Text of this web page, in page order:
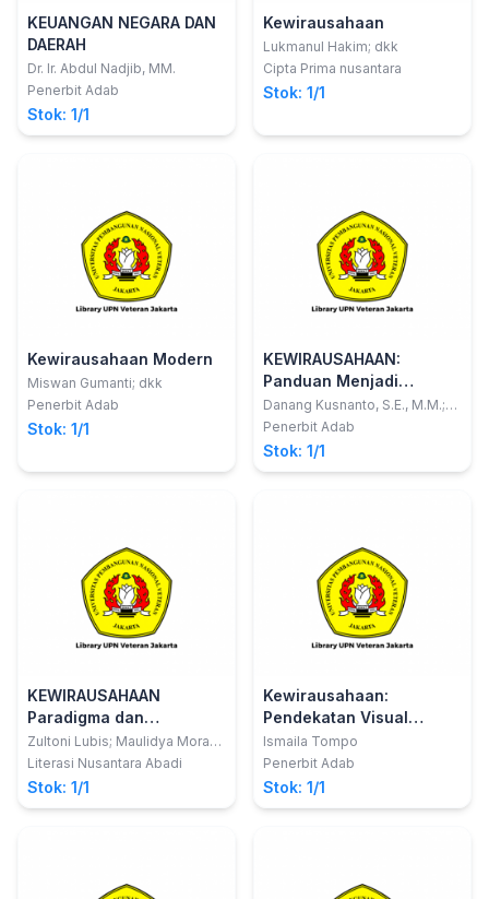
KEUANGAN NEGARA DAN
DAERAH
Dr. Ir. Abdul Nadjib, MM.
Penerbit Adab
Stok: 1/1
Kewirausahaan
Lukmanul Hakim; dkk
Cipta Prima nusantara
Stok: 1/1
Kewirausahaan Modern
Miswan Gumanti; dkk
Penerbit Adab
Stok: 1/1
KEWIRAUSAHAAN:
Panduan Menjadi
Wirausaha di Era Society
5.0
Danang Kusnanto, S.E., M.M.;
Pilifus Junianto, S.S M.M.;
PhD., dkk.
Penerbit Adab
Stok: 1/1
KEWIRAUSAHAAN
Paradigma dan
Keterampilan
Berwirausaha
Zultoni Lubis; Maulidya Mora
Matondang
Literasi Nusantara Abadi
Stok: 1/1
Kewirausahaan:
Pendekatan Visual
Inovatif untuk Bisnis
Modern
Ismaila Tompo
Penerbit Adab
Stok: 1/1